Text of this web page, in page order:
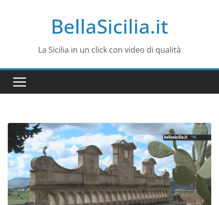
BellaSicilia.it
La Sicilia in un click con video di qualità